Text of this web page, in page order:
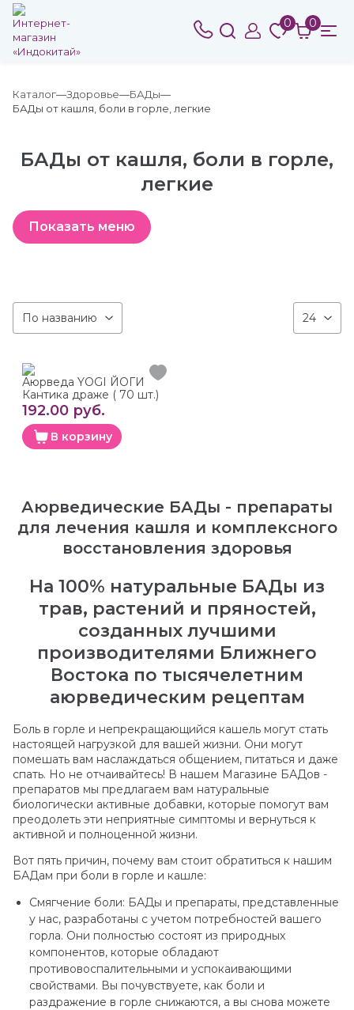
0 0
Каталог Здоровье
БАДы
БАДы от кашля, боли в горле, легкие
БАДы от кашля, боли в горле,
легкие
По названию 24
Аюрведа YOGI ЙОГИ
Кантика драже ( 70 шт.)
192.00 руб.
В корзину
Аюрведические БАДы - препараты
для лечения кашля и комплексного
восстановления здоровья
На 100% натуральные БАДы из
трав, растений и пряностей,
созданных лучшими
производителями Ближнего
Востока по тысячелетним
аюрведическим рецептам
Боль в горле и непрекращающийся кашель могут стать
настоящей нагрузкой для вашей жизни. Они могут
помешать вам наслаждаться общением, питаться и даже
спать. Но не отчаивайтесь! В нашем Магазине БАДов -
препаратов мы предлагаем вам натуральные
биологически активные добавки, которые помогут вам
преодолеть эти неприятные симптомы и вернуться к
активной и полноценной жизни.
Вот пять причин, почему вам стоит обратиться к нашим
БАДам при боли в горле и кашле:
Смягчение боли: БАДы и препараты, представленные
у нас, разработаны с учетом потребностей вашего
горла. Они полностью состоят из природных
компонентов, которые обладают
противовоспалительными и успокаивающими
свойствами. Вы почувствуете, как боли и
раздражение в горле снижаются, а вы снова можете